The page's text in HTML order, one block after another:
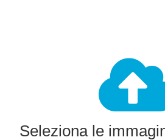
Seleziona le